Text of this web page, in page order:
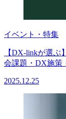
イベント・特集
【DX-linkが選ぶ
会課題・DX施策
2025.12.25